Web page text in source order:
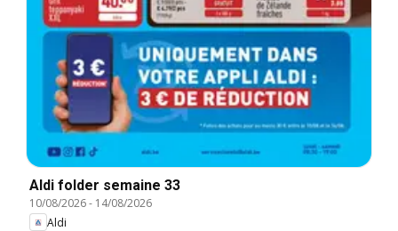
Aldi folder semaine 33
10/08/2026- 14/08/2026
Aldi